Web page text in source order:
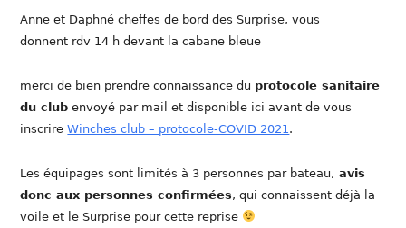
Anne et Daphné cheffes de bord des Surprise, vous
donnent rdv 14 h devant la cabane bleue
merci de bien prendre connaissance du protocole sanitaire
du club envoyé par mail et disponible ici avant de vous
inscrireWinches club – protocole-COVID 2021 .
Les équipages sont limités à 3 personnes par bateau, avis
donc aux personnes confirmées, qui connaissent déjà la
voile et le Surprise pour cette reprise